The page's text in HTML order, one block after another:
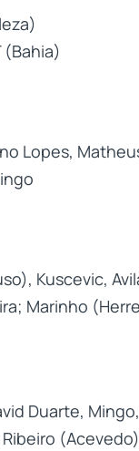
(Bahia)
Lopes,
Kuscevic,
Marinho
Duarte,